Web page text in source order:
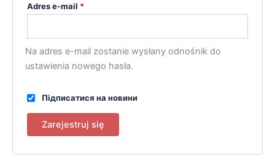
Adres e-mail *Wymagane
Na adres e-mail zostanie wysłany odnośnik do
ustawienia nowego hasła.
Підписатися на новини
Zarejestruj się